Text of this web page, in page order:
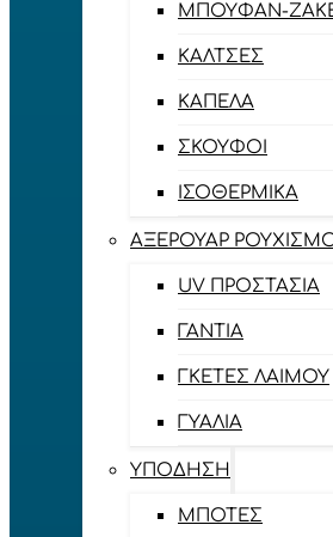
ΜΠΟΥΦΆΝ-
ΚΆΛΤΣΕΣ
ΚΑΠΈΛΑ
ΣΚΟΎΦΟΙ
ΙΣΟΘΕΡΜΙΚΆ
ΑΞΕΡΟΥΆΡ
UV ΠΡΟΣΤΑΣΊΑ
ΓΆΝΤΙΑ
ΓΚΈΤΕΣ ΛΑΊΜΟΥ
ΓΥΑΛΙΆ
ΥΠΌΔΗΣΗ
ΜΠΌΤΕΣ